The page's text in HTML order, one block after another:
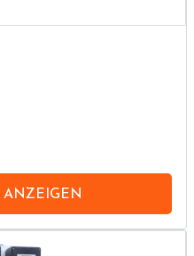
ANZEIGEN